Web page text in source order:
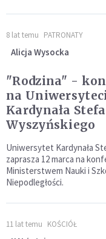
8 lat temu PATRONATY
Alicja Wysocka
"Rodzina" -
na
Kardynała
Wyszyńskiego
Uniwersytet Kardynała
zaprasza 12 marca na
Ministerstwem Nauki i
Niepodległości.
11 lat temu KOŚCIÓŁ